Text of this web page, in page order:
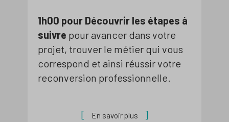
1h00 pour Découvrir les étapes à
suivre pour avancer dans votre
projet, trouver le métier qui vous
correspond et ainsi réussir votre
reconversion professionnelle.
En savoir plus